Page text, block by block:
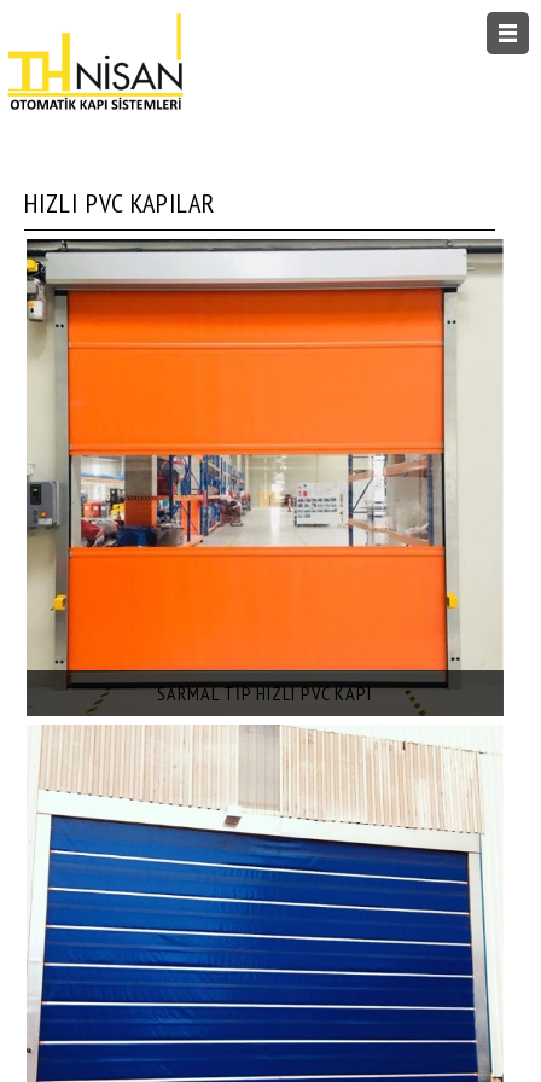
ANASAYFA
ÜRÜNLER
NİSAN TV
KATALOG
REFERANS
İLETİŞİM
HIZLI PVC KAPILAR
SARMAL TİP HIZLI PVC KAPI
ÜRÜN DETAYI